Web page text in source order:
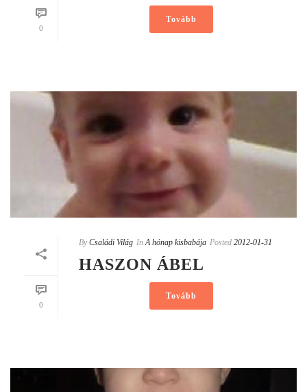
0
Tovább
0
By Családi Világ In A hónap kisbabája Posted 2012-01-31
HASZON ÁBEL
Tovább